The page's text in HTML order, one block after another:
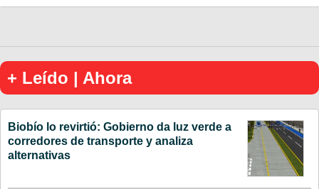
+ Leído | Ahora
Biobío lo revirtió: Gobierno da luz verde a
corredores de transporte y analiza
alternativas